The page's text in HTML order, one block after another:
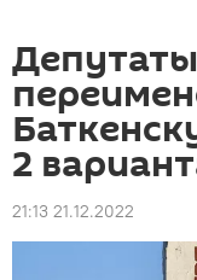
2
21:13 21.12.2022